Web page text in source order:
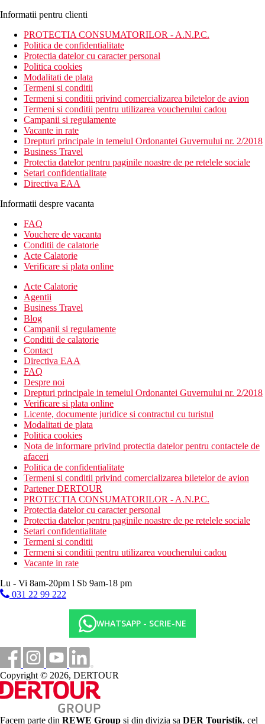
Informatii pentru clienti
PROTECTIA CONSUMATORILOR - A.N.P.C.
Politica de confidentialitate
Protectia datelor cu caracter personal
Politica cookies
Modalitati de plata
Termeni si conditii
Termeni si conditii privind comercializarea biletelor de avion
Termeni si conditii pentru utilizarea voucherului cadou
Campanii si regulamente
Vacante in rate
Drepturi principale in temeiul Ordonantei Guvernului nr. 2/2018
Business Travel
Protectia datelor pentru paginile noastre de pe retelele sociale
Setari confidentialitate
Directiva EAA
Informatii despre vacanta
FAQ
Vouchere de vacanta
Conditii de calatorie
Acte Calatorie
Verificare si plata online
Acte Calatorie
Agentii
Business Travel
Blog
Campanii si regulamente
Conditii de calatorie
Contact
Directiva EAA
FAQ
Despre noi
Drepturi principale in temeiul Ordonantei Guvernului nr. 2/2018
Verificare si plata online
Licente, documente juridice si contractul cu turistul
Modalitati de plata
Politica cookies
Nota de informare privind protectia datelor pentru contactele de
afaceri
Politica de confidentialitate
Termeni si conditii privind comercializarea biletelor de avion
Partener DERTOUR
PROTECTIA CONSUMATORILOR - A.N.P.C.
Protectia datelor cu caracter personal
Protectia datelor pentru paginile noastre de pe retelele sociale
Setari confidentialitate
Termeni si conditii
Termeni si conditii pentru utilizarea voucherului cadou
Vacante in rate
Lu - Vi 8am-20pm l Sb 9am-18 pm
031 22 99 222
WHATSAPP - SCRIE-NE
Copyright © 2026, DERTOUR
Facem parte din REWE Group si din divizia sa DER Touristik, cel